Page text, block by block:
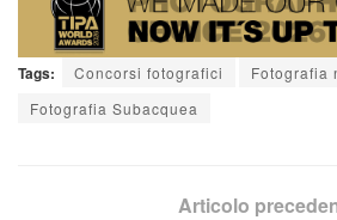
Tags: Concorsi fotografici
Fotografia
Fotografia Subacquea
Articolo